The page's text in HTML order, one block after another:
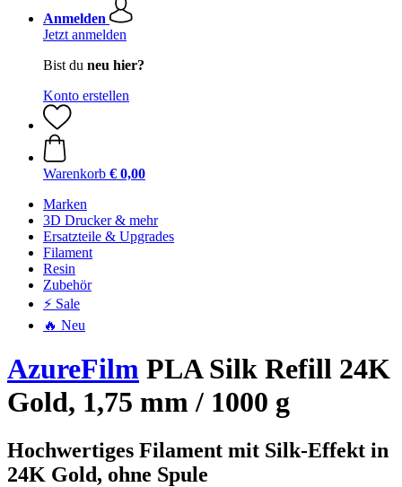
Anmelden
Jetzt anmelden
Bist du neu hier?
Konto erstellen
Warenkorb € 0,00
Marken
3D Drucker & mehr
Ersatzteile & Upgrades
Filament
Resin
Zubehör
⚡ Sale
🔥 Neu
AzureFilm PLA Silk Refill 24K
Gold, 1,75 mm / 1000 g
Hochwertiges Filament mit Silk-Effekt in
24K Gold, ohne Spule